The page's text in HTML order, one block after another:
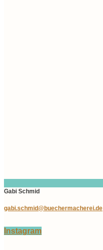
Gabi Schmid
gabi.schmid@buechermacherei.de
Instagram